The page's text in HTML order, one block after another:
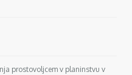
prostovoljcem v planinstvu v